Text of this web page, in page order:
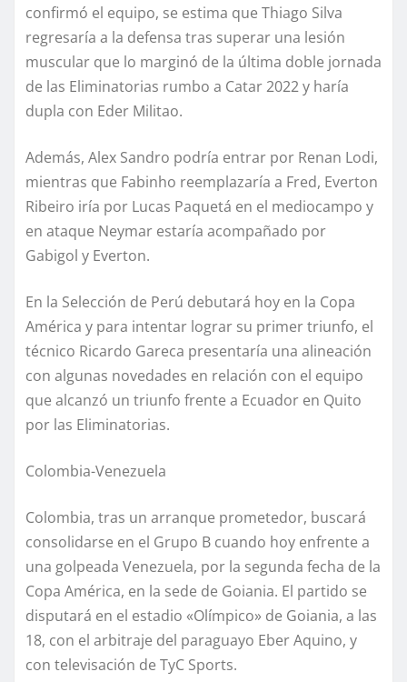
confirmó el equipo, se estima que Thiago Silva
regresaría a la defensa tras superar una lesión
muscular que lo marginó de la última doble jornada
de las Eliminatorias rumbo a Catar 2022 y haría
dupla con Eder Militao.
Además, Alex Sandro podría entrar por Renan Lodi,
mientras que Fabinho reemplazaría a Fred, Everton
Ribeiro iría por Lucas Paquetá en el mediocampo y
en ataque Neymar estaría acompañado por
Gabigol y Everton.
En la Selección de Perú debutará hoy en la Copa
América y para intentar lograr su primer triunfo, el
técnico Ricardo Gareca presentaría una alineación
con algunas novedades en relación con el equipo
que alcanzó un triunfo frente a Ecuador en Quito
por las Eliminatorias.
Colombia-Venezuela
Colombia, tras un arranque prometedor, buscará
consolidarse en el Grupo B cuando hoy enfrente a
una golpeada Venezuela, por la segunda fecha de la
Copa América, en la sede de Goiania. El partido se
disputará en el estadio «Olímpico» de Goiania, a las
18, con el arbitraje del paraguayo Eber Aquino, y
con televisación de TyC Sports.